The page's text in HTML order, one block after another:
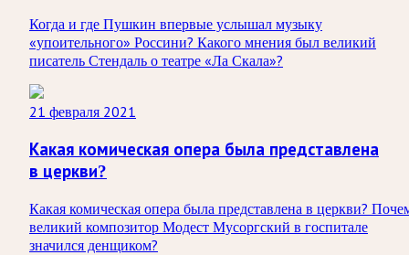
Когда и где Пушкин впервые услышал музыку
«упоительного» Россини? Какого мнения был великий
писатель Стендаль о театре «Ла Скала»?
21 февраля 2021
Какая комическая опера была представлена
в церкви?
Какая комическая опера была представлена в церкви?
великий композитор Модест Мусоргский в госпитале
значился денщиком?